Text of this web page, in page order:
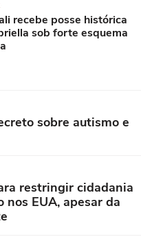
recebe posse histórica
sob forte esquema
sobre autismo e
restringir cidadania
EUA, apesar da